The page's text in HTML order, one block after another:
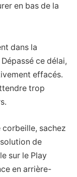
en bas de la
dans la
ce délai,
effacés.
trop
sachez
de
sur le Play
en arrière-